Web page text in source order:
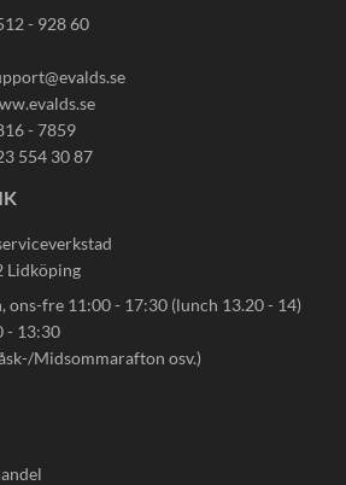
- 928 60
- 7859
554 30 87
Lidköping
ons-fre 11:00 - 17:30 (lunch 13.20 - 14)
- 13:30
Midsommarafton osv.)